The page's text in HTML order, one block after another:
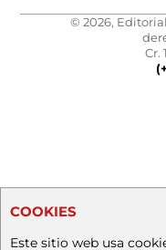
© 2026,
Cr.
COOKIES
Este sitio web usa